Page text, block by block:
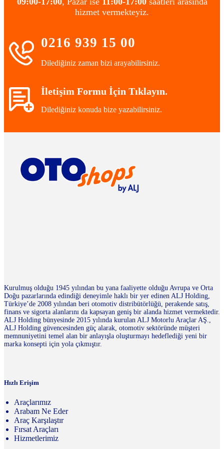
hizmet vermekteyiz.
0216 939 15 00
Dilediğiniz zaman bizi arayabilirsiniz.
İletişim Formu İçin Tıklayın.
Dilediğiniz konuda bize yazabilirsiniz.
Kurulmuş olduğu 1945 yılından bu yana faaliyette olduğu Avrupa ve Orta
Doğu pazarlarında edindiği deneyimle haklı bir yer edinen ALJ Holding,
Türkiye’de 2008 yılından beri otomotiv distribütörlüğü, perakende satış,
finans ve sigorta alanlarını da kapsayan geniş bir alanda hizmet vermektedir.
ALJ Holding bünyesinde 2015 yılında kurulan ALJ Motorlu Araçlar AŞ.,
ALJ Holding güvencesinden güç alarak, otomotiv sektöründe müşteri
memnuniyetini temel alan bir anlayışla oluşturmayı hedeflediği yeni bir
marka konsepti için yola çıkmıştır.
Hızlı Erişim
Araçlarımız
Arabam Ne Eder
Araç Karşılaştır
Fırsat Araçları
Hizmetlerimiz